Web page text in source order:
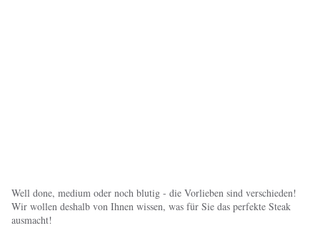
Well done, medium oder noch blutig - die Vorlieben sind verschieden!
Wir wollen deshalb von Ihnen wissen, was für Sie das perfekte Steak
ausmacht!